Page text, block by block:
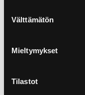
valinta
Välttämätön
Mieltymykset
Tilastot